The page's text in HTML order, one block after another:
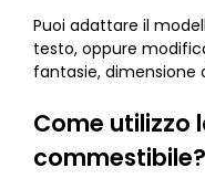
Puoi adattare il
testo, oppure
fantasie, dimensione
Come utilizzo
commestibile?